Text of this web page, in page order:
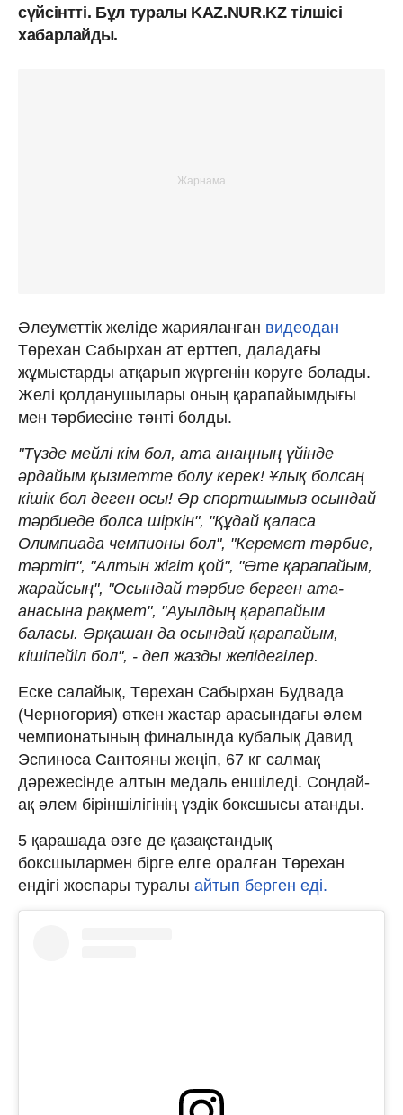
сүйсінтті. Бұл туралы KAZ.NUR.KZ тілшісі
хабарлайды.
Әлеуметтік желіде жарияланған видеодан
Төрехан Сабырхан ат ерттеп, даладағы
жұмыстарды атқарып жүргенін көруге болады.
Желі қолданушылары оның қарапайымдығы
мен тәрбиесіне тәнті болды.
"Түзде мейлі кім бол, ата анаңның үйінде
әрдайым қызметте болу керек! Ұлық болсаң
кішік бол деген осы! Әр спортшымыз осындай
тәрбиеде болса шіркін", "Құдай қаласа
Олимпиада чемпионы бол", "Керемет тәрбие,
тәртіп", "Алтын жігіт қой", "Өте қарапайым,
жарайсың", "Осындай тәрбие берген ата-
анасына рақмет", "Ауылдың қарапайым
баласы. Әрқашан да осындай қарапайым,
кішіпейіл бол", - деп жазды желідегілер.
Еске салайық, Төрехан Сабырхан Будвада
(Черногория) өткен жастар арасындағы әлем
чемпионатының финалында кубалық Давид
Эспиноcа Сантояны жеңіп, 67 кг салмақ
дәрежесінде алтын медаль еншіледі. Сондай-
ақ әлем біріншілігінің үздік боксшысы атанды.
5 қарашада өзге де қазақстандық
боксшылармен бірге елге оралған Төрехан
ендігі жоспары туралы айтып берген еді.